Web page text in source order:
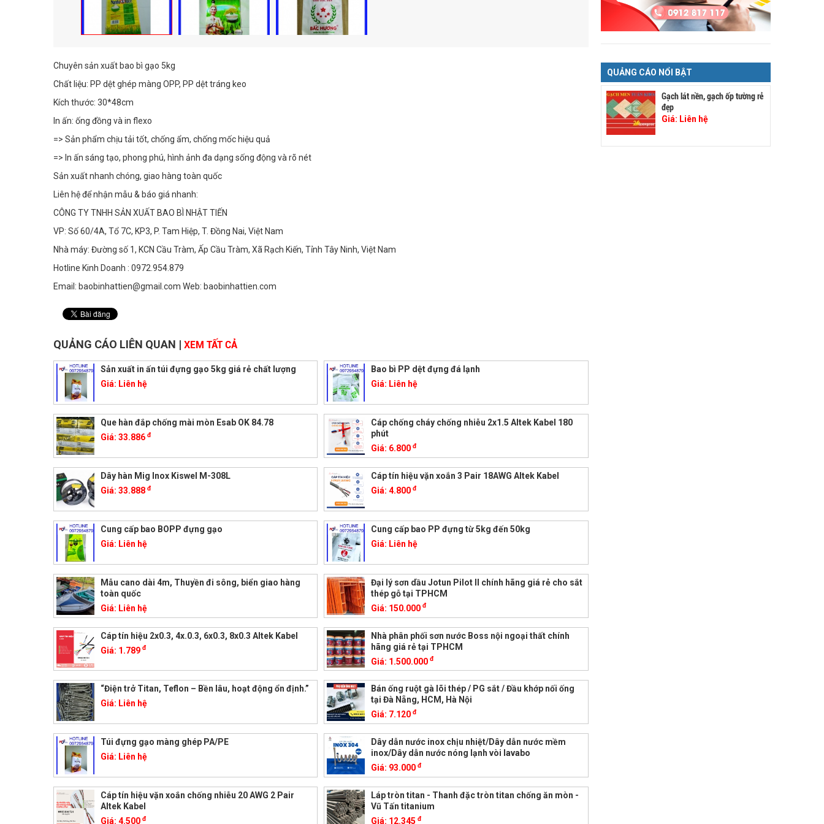
Chuyên sản xuất bao bì gạo 5kg
Chất liệu: PP dệt ghép màng OPP, PP dệt tráng keo
Kích thước: 30*48cm
In ấn: ống đồng và in flexo
=> Sản phẩm chịu tải tốt, chống ẩm, chống mốc hiệu quả
=> In ấn sáng tạo, phong phú, hình ảnh đa dạng sống động và rõ nét
Sản xuất nhanh chóng, giao hàng toàn quốc
Liên hệ để nhận mẫu & báo giá nhanh:
CÔNG TY TNHH SẢN XUẤT BAO BÌ NHẬT TIẾN
VP: Số 60/4A, Tổ 7C, KP3, P. Tam Hiệp, T. Đồng Nai, Việt Nam
Nhà máy: Đường số 1, KCN Cầu Tràm, Ấp Cầu Tràm, Xã Rạch Kiến, Tỉnh Tây Ninh, Việt Nam
Hotline Kinh Doanh : 0972.954.879
Email: baobinhattien@gmail.com Web: baobinhattien.com
QUẢNG CÁO LIÊN QUAN | XEM TẤT CẢ
Sản xuất in ấn túi đựng gạo 5kg giá rẻ chất lượng
Giá: Liên hệ
Bao bì PP dệt đựng đá lạnh
Giá: Liên hệ
Que hàn đắp chống mài mòn Esab OK 84.78
Giá: 33.886 đ
Cáp chống cháy chống nhiễu 2x1.5 Altek Kabel 180
phút
Giá: 6.800đ
Dây hàn Mig Inox Kiswel M-308L
Giá: 33.888 đ
Cáp tín hiệu vặn xoắn 3 Pair 18AWG Altek Kabel
Giá:4.800đ
Cung cấp bao BOPP đựng gạo
Giá: Liên hệ
Cung cấp bao PP đựng từ 5kg đến 50kg
Giá: Liên hệ
Mẫu cano dài 4m, Thuyền đi sông, biển giao hàng
toàn quốc
Giá: Liên hệ
Đại lý sơn dầu Jotun Pilot II chính hãng giá rẻ cho sắt
thép gỗ tại TPHCM
Giá: 150.000đ
Cáp tín hiệu 2x0.3, 4x.0.3, 6x0.3, 8x0.3 Altek Kabel
Giá: 1.789 đ
Nhà phân phối sơn nước Boss nội ngoại thất chính
hãng giá rẻ tại TPHCM
Giá: 1.500.000đ
“Điện trở Titan, Teflon – Bền lâu, hoạt động ổn định.”
Giá: Liên hệ
Bán ống ruột gà lõi thép / PG sắt / Đầu khớp nối ống
tại Đà Nẵng, HCM, Hà Nội
Giá: 7.120đ
Túi đựng gạo màng ghép PA/PE
Giá: Liên hệ
Dây dẫn nước inox chịu nhiệt/Dây dẫn nước mềm
inox/Dây dẫn nước nóng lạnh vòi lavabo
Giá: 93.000đ
Cáp tín hiệu vặn xoắn chống nhiễu 20 AWG 2 Pair
Altek Kabel
Giá: 4.500 đ
Láp tròn titan - Thanh đặc tròn titan chống ăn mòn -
Vũ Tấn titanium
Giá: 12.345đ
QUẢNG CÁO NỔI BẬT
Gạch lát nền, gạch ốp tường rẻ
đẹp
Giá: Liên hệ